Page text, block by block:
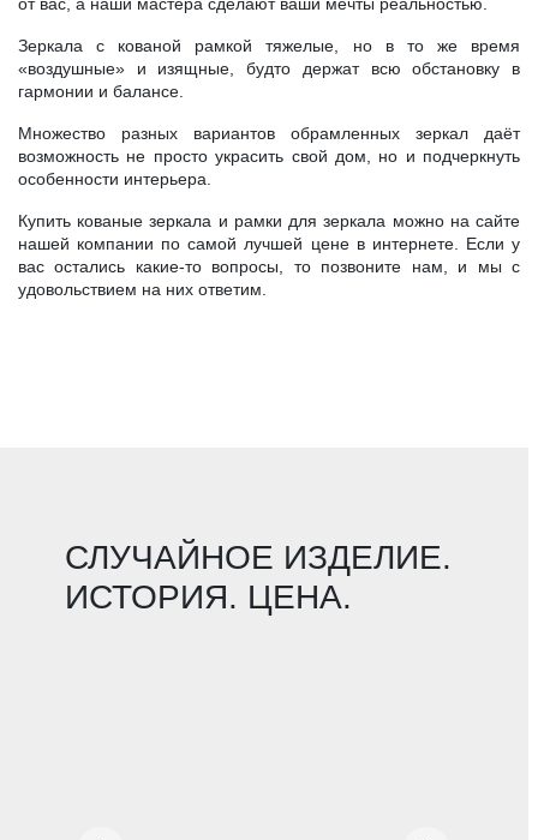
Зеркала с кованой рамкой тяжелые, но в то же время
«воздушные» и изящные, будто держат всю обстановку в
гармонии и балансе.
Множество разных вариантов обрамленных зеркал даёт
возможность не просто украсить свой дом, но и подчеркнуть
особенности интерьера.
Купить кованые зеркала и рамки для зеркала можно на сайте
нашей компании по самой лучшей цене в интернете. Если у
вас остались какие-то вопросы, то позвоните нам, и мы с
удовольствием на них ответим.
СЛУЧАЙНОЕ ИЗДЕЛИЕ.
ИСТОРИЯ. ЦЕНА.